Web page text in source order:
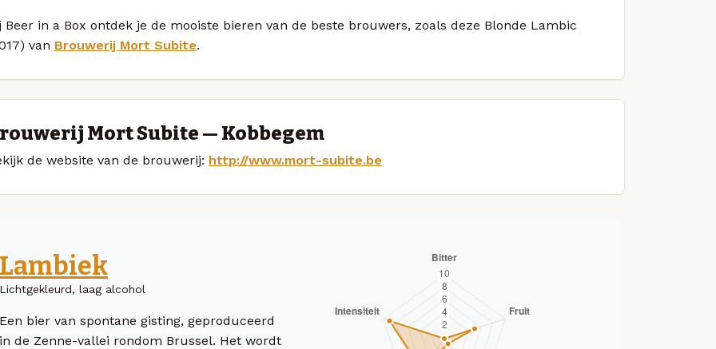
Beer in a Box ontdek je de mooiste bieren van de beste brouwers, zoals deze Blonde Lambic
van Brouwerij Mort Subite.
Mort Subite — Kobbegem
de website van de brouwerij: http://www.mort-subite.be
Lambiek
Lichtgekleurd, laag alcohol
Een bier van spontane gisting, geproduceerd
in de Zenne-vallei rondom Brussel. Het wordt